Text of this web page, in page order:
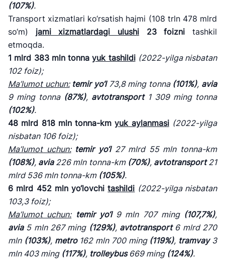
(107%).
Transport xizmatlari ko‘rsatish hajmi (108 trln 478 mlrd
so‘m) jami xizmatlardagi ulushi 23 foizni tashkil
etmoqda.
1 mlrd 383 mln tonnayuk tashildi (2022-yilganisbatan
102 foiz);
Ma’lumot uchun: temir yo‘l73,8 ming tonna (101%), avia
9 ming tonna (87%), avtotransport1 309 ming tonna
(102%).
48 mlrd 818 mln tonna-kmyuk aylanmasi (2022-yilga
nisbatan 106 foiz);
Ma’lumot uchun: temir yo‘l27 mlrd 55 mln tonna-km
(108%), avia226 mln tonna-km (70%), avtotransport21
mlrd 536 mln tonna-km (105%).
6 mlrd 452 mln yo‘lovchi tashildi (2022-yilganisbatan
103,3 foiz);
Ma’lumot uchun: temir yo‘l9 mln 707 ming(107,7%),
avia5 mln 267 ming(129%), avtotransport6 mlrd 270
mln (103%),metro 162 mln 700 ming (119%), tramvay3
mln 403 ming (117%), trolleybus669 ming (124%).